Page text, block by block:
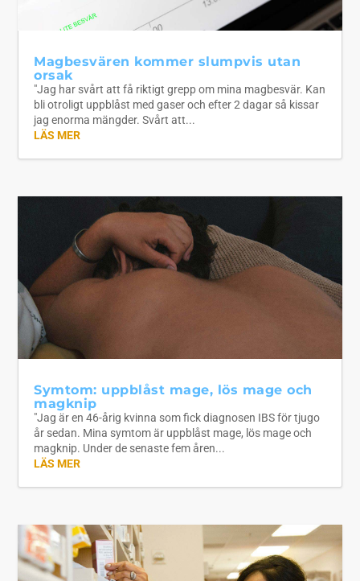
Magbesvären kommer slumpvis utan
orsak
"Jag har svårt att få riktigt grepp om mina magbesvär. Kan
bli otroligt uppblåst med gaser och efter 2 dagar så kissar
jag enorma mängder. Svårt att...
LÄS MER
Symtom: uppblåst mage, lös mage och
magknip
"Jag är en 46-årig kvinna som fick diagnosen IBS för tjugo
år sedan. Mina symtom är uppblåst mage, lös mage och
magknip. Under de senaste fem åren...
LÄS MER